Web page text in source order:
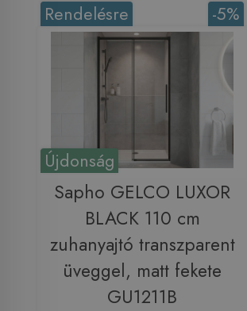
Újdonság
-5%
Rendelésre
Sapho GELCO LUXOR
BLACK 110 cm
zuhanyajtó transzparent
üveggel, matt fekete
GU1211B